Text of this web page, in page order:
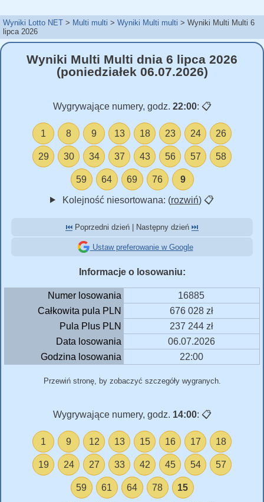
Wyniki Lotto NET Multi multi Wyniki Multi multi
Wyniki Multi Multi 6
lipca 2026
Wyniki Multi Multi dnia 6 lipca 2026
(poniedziałek 06.07.2026)
Wygrywające numery, godz. 22:00: 📋
1 8 9 13 18 23 24 26
29 30 34 37 43 56 57 58
59 64 69 76 9
Kolejność niesortowana: (rozwiń) 📋
⏮️ Poprzedni dzień | Następny dzień ⏭️
Ustaw preferowanie w Google
Informacje o losowaniu:
Numer losowania
16885
Całkowita pula PLN
676 028 zł
Pula Plus PLN
237 244 zł
Data losowania
06.07.2026
Godzina losowania
22:00
Przewiń stronę, by zobaczyć szczegóły wygranych.
Wygrywające numery, godz. 14:00: 📋
1 9 12 13 15 16 17 18
19 24 27 33 42 45 54 57
59 61 64 78 15